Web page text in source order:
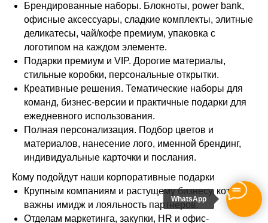
Оставьте нам заявку! Мы
подберем вам
индивидуальные условия!
Наш менеджер свяжется с вами в течении 15
минут !
Ваше имя:
WhatsApp